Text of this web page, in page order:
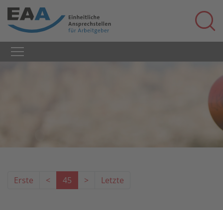
Erste < 45 > Letzte